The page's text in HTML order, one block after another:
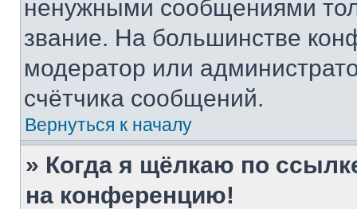
ненужными сообщениями
звание. На большинстве
модератор или
счётчика сообщений.
Вернуться к началу
» Когда я щёлкаю по
на конференцию!